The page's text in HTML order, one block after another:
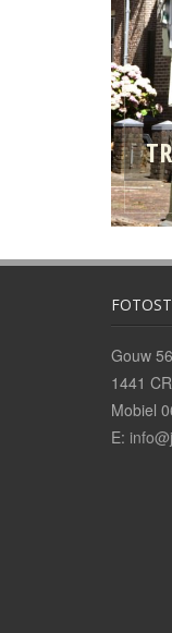
Gouw 56
1441
Mobiel
E: